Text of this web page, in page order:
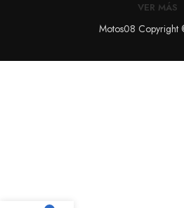
VER MÁS
Motos08